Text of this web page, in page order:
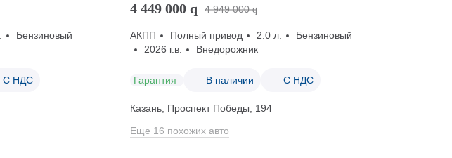
Бензиновый
С НДС
4 449 000 q 4 949 000 q
АКПП Полный привод 2.0 л.
Бензиновый
2026 г.в.
Внедорожник
Гарантия В наличии С НДС
Казань, Проспект Победы, 194
Еще 16 похожих авто